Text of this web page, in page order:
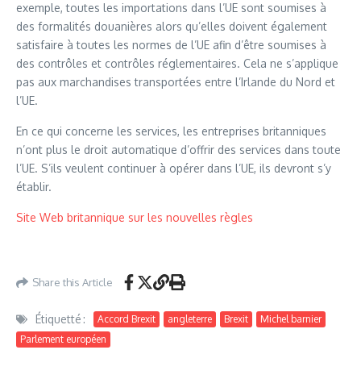
exemple, toutes les importations dans l’UE sont soumises à
des formalités douanières alors qu’elles doivent également
satisfaire à toutes les normes de l’UE afin d’être soumises à
des contrôles et contrôles réglementaires. Cela ne s’applique
pas aux marchandises transportées entre l’Irlande du Nord et
l’UE.
En ce qui concerne les services, les entreprises britanniques
n’ont plus le droit automatique d’offrir des services dans toute
l’UE. S’ils veulent continuer à opérer dans l’UE, ils devront s’y
établir.
Site Web britannique sur les nouvelles règles
Share this Article
Étiquetté : Accord Brexit angleterre Brexit
Michel barnier
Parlement européen